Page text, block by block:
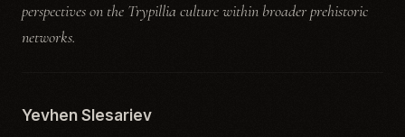
perspectives on the Trypillia culture within broader prehistoric
networks.
Yevhen Slesariev